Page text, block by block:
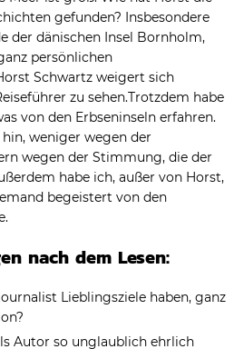
gefunden? Insbesondere
der dänischen Insel Bornholm,
persönlichen
Schwartz weigert sich
zu sehen.Trotzdem habe
von den Erbseninseln erfahren.
weniger wegen der
wegen der Stimmung, die der
habe ich, außer von Horst,
begeistert von den
nach dem Lesen:
Lieblingsziele haben, ganz
Autor so unglaublich ehrlich